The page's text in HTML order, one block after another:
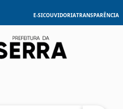
E-SICOUVIDORIATRANSPARÊNCIA